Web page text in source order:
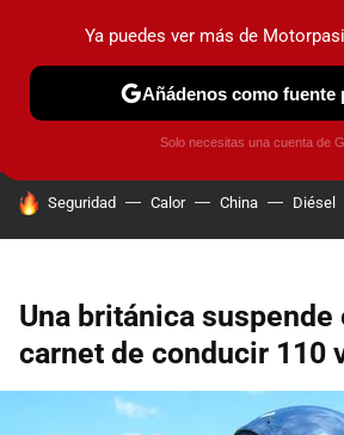
PRUEBAS COCHES ELÉCTRICOS
HOY SE HABLA DE
Seguridad Calor China Diésel
Una británica suspende
carnet de conducir 110
Ya puedes ver más de
Añádenos como fuente
Solo necesitas una cuenta de